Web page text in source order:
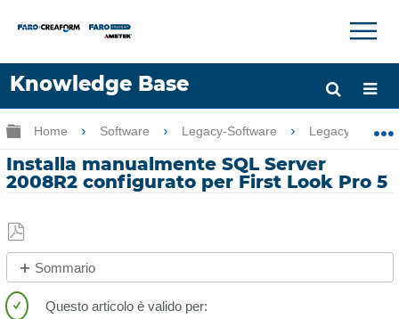
Knowledge Base
Lingua
Chiedere aiuto Accesso
×
Ingrandisci/riduci gerarchia globale
Home Software Legacy-Software Legacy-CAD
Installa manualmente SQL Server
2008R2 configurato per First Look Pro 5
Salva
come
PDF
Sommario
No
intestazioni